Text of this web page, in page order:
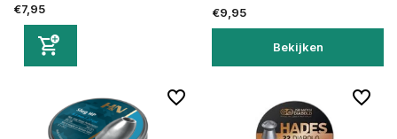
€7,95
€9,95
Bekijken